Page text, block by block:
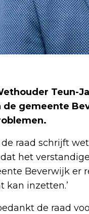
Teun-
de gemeente
raad schrijft
het
Beverwijk er
kan inzetten.’
de raad